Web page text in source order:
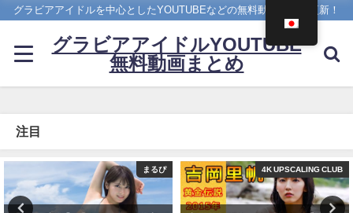
グラビアアイドルを中心としたYOUTUBEなどの無料動画を日々更新！
グラビアアイドルYOUTUBE
無料動画まとめ
注目
4K UPSCALING CLUB 4K UPSCALING CLUB